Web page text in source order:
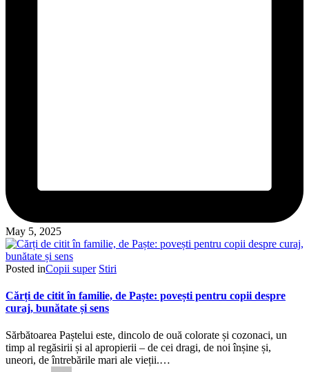
May 5, 2025
Posted inCopii super Stiri
Cărți de citit în familie, de Paște: povești pentru copii despre
curaj, bunătate și sens
Sărbătoarea Paștelui este, dincolo de ouă colorate și cozonaci, un
timp al regăsirii și al apropierii – de cei dragi, de noi înșine și,
uneori, de întrebările mari ale vieții.…